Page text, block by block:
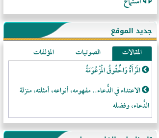
جديد الموقع
المقالات الصوتيات
المؤلفات
المَرْأَةُ وَالْحُقُوقُ الْمَزْعُوَمَةُ
الاعتداء في الدُّعاء.. مفهومه، أنواعه، أمثلته، منزلة
الدُّعاء، وفضله
لا تتَّبعوا عورات الـمسلمين